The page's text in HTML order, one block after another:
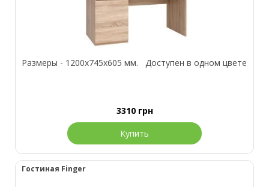
Размеры - 1200х745х605 мм. Доступен в одном цвете
3310 грн
Купить
Гостиная Finger